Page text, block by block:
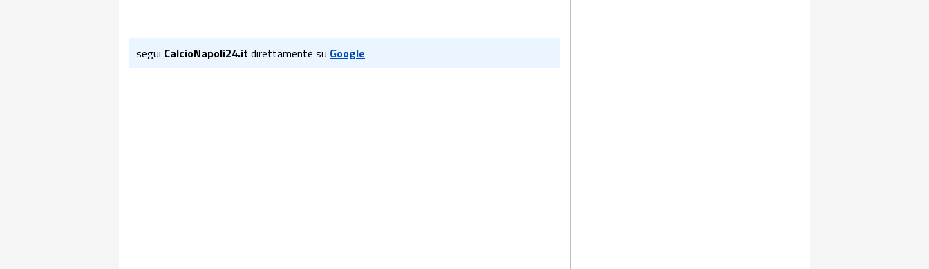
segui CalcioNapoli24.it direttamente su Google